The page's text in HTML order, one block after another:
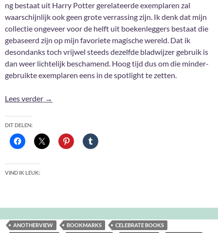
ng bestaat uit Harry Potter gerelateerde exemplaren zal
waarschijnlijk ook geen grote verrassing zijn. Ik denk dat mijn
collectie ongeveer voor de helft uit boekenleggers bestaat die
gebaseerd zijn op mijn favoriete magische wereld. Dat ik
desondanks toch vrijwel steeds dezelfde bladwijzer gebruik is
dan weer lichtelijk beschamend. Hoog tijd dus om die minder-
gebruikte exemplaren eens in de spotlight te zetten.
Lees verder Harry Potter bladwijzers
→
DIT DELEN:
VIND IK LEUK:
ANOTHERVIEW BOOKMARKS
CELEBRATE BOOKS